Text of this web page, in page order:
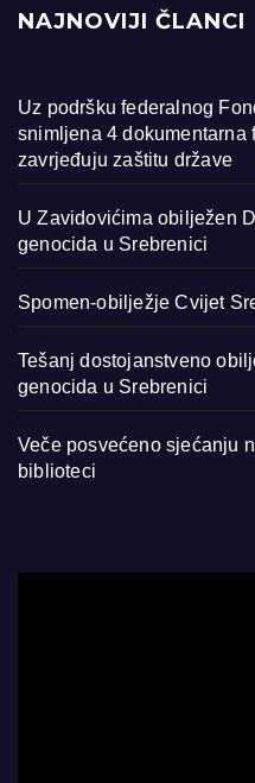
NAJNOVIJI ČLANCI
Uz podršku federalnog
snimljena 4 dokumentarna
zavrjeđuju zaštitu države
U Zavidovićima obilježen
genocida u Srebrenici
Spomen-obilježje Cvijet
Tešanj dostojanstveno
genocida u Srebrenici
Veče posvećeno sjećanju
biblioteci